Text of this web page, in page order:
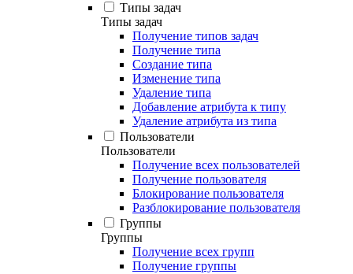
Типы задач
Типы задач
Получение типов задач
Получение типа
Создание типа
Изменение типа
Удаление типа
Добавление атрибута к типу
Удаление атрибута из типа
Пользователи
Пользователи
Получение всех пользователей
Получение пользователя
Блокирование пользователя
Разблокирование пользователя
Группы
Группы
Получение всех групп
Получение группы